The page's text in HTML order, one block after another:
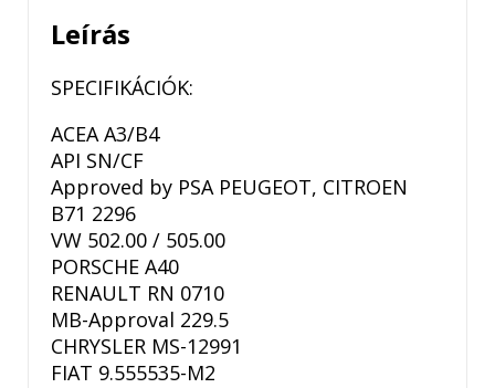
Leírás
SPECIFIKÁCIÓK:
ACEA A3/B4
API SN/CF
Approved by PSA PEUGEOT, CITROEN
B71 2296
VW 502.00 / 505.00
PORSCHE A40
RENAULT RN 0710
MB-Approval 229.5
CHRYSLER MS-12991
FIAT 9.555535-M2